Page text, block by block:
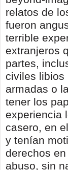
relatos de
fueron
terrible
extranjeros
partes,
civiles libios
armadas o
tener los
experiencia
casero, en
y tenían
derechos
abuso, sin